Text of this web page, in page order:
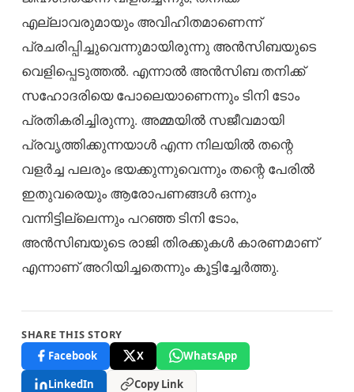
എല്ലാവരുമായും അവിഹിതമാണെന്ന്
പ്രചരിപ്പിച്ചുവെന്നുമായിരുന്നു അൻസിബയുടെ
വെളിപ്പെടുത്തൽ. എന്നാൽ അൻസിബ തനിക്ക്
സഹോദരിയെ പോലെയാണെന്നും ടിനി ടോം
പ്രതികരിച്ചിരുന്നു. അമ്മയിൽ സജീവമായി
പ്രവൃത്തിക്കുന്നയാൾ എന്ന നിലയിൽ തന്റെ
വളർച്ച പലരും ഭയക്കുന്നുവെന്നും തന്റെ പേരിൽ
ഇതുവരെയും ആരോപണങ്ങൾ ഒന്നും
വന്നിട്ടില്ലെന്നും പറഞ്ഞ ടിനി ടോം,
അൻസിബയുടെ രാജി തിരക്കുകൾ കാരണമാണ്
എന്നാണ് അറിയിച്ചതെന്നും കൂട്ടിച്ചേർത്തു.
SHARE THIS STORY
Facebook
X
WhatsApp
LinkedIn
Copy Link